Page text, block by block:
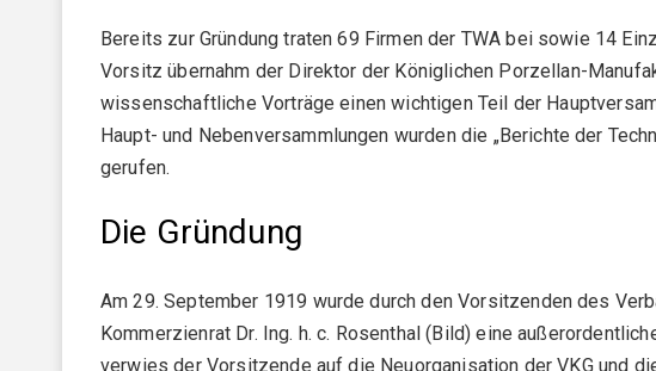
Referate und Publikationen
News
Ausschüsse
FACHAUSSCHÜSSE (FA)
DKG FA 1 "Simulation"
Veranstaltungen
Bereits zur Gründung traten 69 Firmen der TWA bei sowie 14
Vorsitz übernahm der Direktor der Königlichen Porzellan-
wissenschaftliche Vorträge einen wichtigen Teil der
Haupt- und Nebenversammlungen wurden die „Berichte der
gerufen.
Die Gründung
Am 29. September 1919 wurde durch den Vorsitzenden des
Kommerzienrat Dr. Ing. h. c. Rosenthal (Bild) eine
verwies der Vorsitzende auf die Neuorganisation der VKG und